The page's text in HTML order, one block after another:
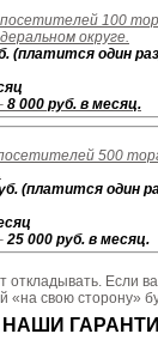
100
округе.
(платится один
8 000 руб. в месяц.
500
(платится один
25 000 руб. в месяц.
откладывать. Если
«на свою сторону»
НАШИ